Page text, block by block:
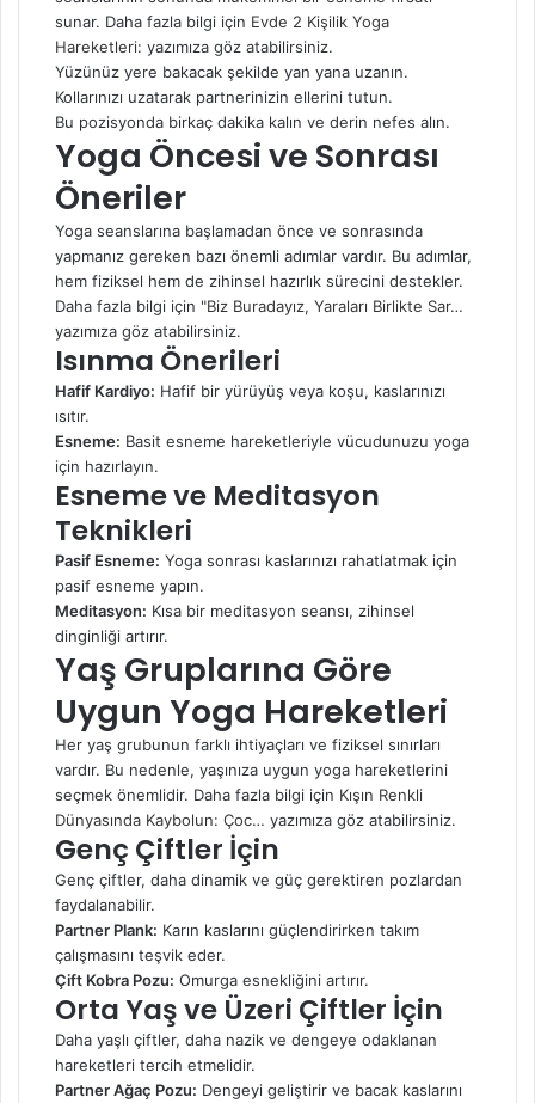
sunar. Daha fazla bilgi için Evde 2 Kişilik Yoga
Hareketleri: yazımıza göz atabilirsiniz.
Yüzünüz yere bakacak şekilde yan yana uzanın.
Kollarınızı uzatarak partnerinizin ellerini tutun.
Bu pozisyonda birkaç dakika kalın ve derin nefes alın.
Yoga Öncesi ve Sonrası
Öneriler
Yoga seanslarına başlamadan önce ve sonrasında
yapmanız gereken bazı önemli adımlar vardır. Bu adımlar,
hem fiziksel hem de zihinsel hazırlık sürecini destekler.
Daha fazla bilgi için "Biz Buradayız, Yaraları Birlikte Sar…
yazımıza göz atabilirsiniz.
Isınma Önerileri
Hafif Kardiyo: Hafif bir yürüyüş veya koşu, kaslarınızı
ısıtır.
Esneme: Basit esneme hareketleriyle vücudunuzu yoga
için hazırlayın.
Esneme ve Meditasyon
Teknikleri
Pasif Esneme: Yoga sonrası kaslarınızı rahatlatmak için
pasif esneme yapın.
Meditasyon: Kısa bir meditasyon seansı, zihinsel
dinginliği artırır.
Yaş Gruplarına Göre
Uygun Yoga Hareketleri
Her yaş grubunun farklı ihtiyaçları ve fiziksel sınırları
vardır. Bu nedenle, yaşınıza uygun yoga hareketlerini
seçmek önemlidir. Daha fazla bilgi için Kışın Renkli
Dünyasında Kaybolun: Çoc… yazımıza göz atabilirsiniz.
Genç Çiftler İçin
Genç çiftler, daha dinamik ve güç gerektiren pozlardan
faydalanabilir.
Partner Plank: Karın kaslarını güçlendirirken takım
çalışmasını teşvik eder.
Çift Kobra Pozu: Omurga esnekliğini artırır.
Orta Yaş ve Üzeri Çiftler İçin
Daha yaşlı çiftler, daha nazik ve dengeye odaklanan
hareketleri tercih etmelidir.
Partner Ağaç Pozu: Dengeyi geliştirir ve bacak kaslarını